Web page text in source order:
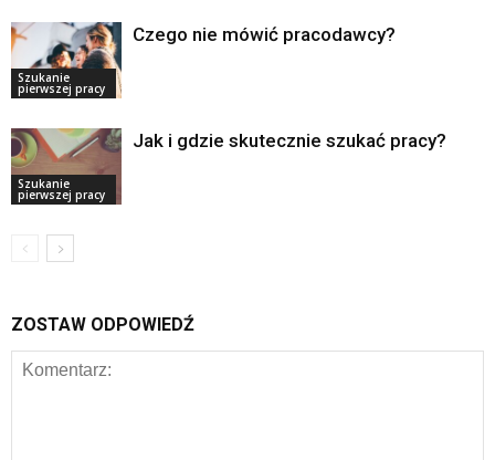
Szukanie
pierwszej pracy
Czego nie mówić pracodawcy?
Szukanie
pierwszej pracy
Jak i gdzie skutecznie szukać pracy?
ZOSTAW ODPOWIEDŹ